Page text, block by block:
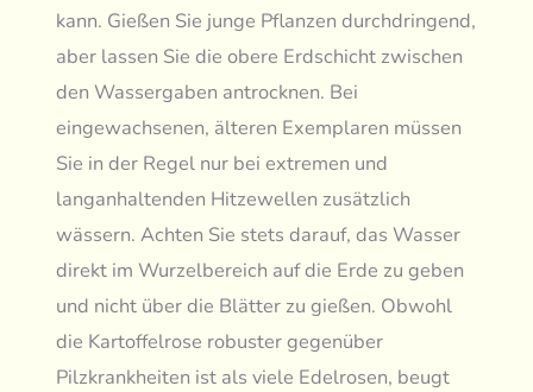
kann. Gießen Sie junge Pflanzen durchdringend,
aber lassen Sie die obere Erdschicht zwischen
den Wassergaben antrocknen. Bei
eingewachsenen, älteren Exemplaren müssen
Sie in der Regel nur bei extremen und
langanhaltenden Hitzewellen zusätzlich
wässern. Achten Sie stets darauf, das Wasser
direkt im Wurzelbereich auf die Erde zu geben
und nicht über die Blätter zu gießen. Obwohl
die Kartoffelrose robuster gegenüber
Pilzkrankheiten ist als viele Edelrosen, beugt